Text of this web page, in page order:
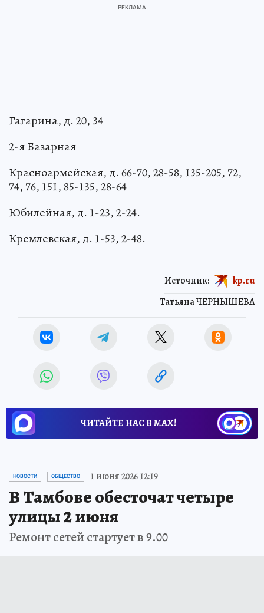
Гагарина, д. 20, 34
2-я Базарная
Красноармейская, д. 66-70, 28-58, 135-205, 72,
74, 76, 151, 85-135, 28-64
Юбилейная, д. 1-23, 2-24.
Кремлевская, д. 1-53, 2-48.
Татьяна ЧЕРНЫШЕВА
Источник: kp.ru
ЧИТАЙТЕ НАС В МАХ!
НОВОСТИ ОБЩЕСТВО 1 июня 2026 12:19
В Тамбове обесточат четыре
улицы 2 июня
Ремонт сетей стартует в 9.00